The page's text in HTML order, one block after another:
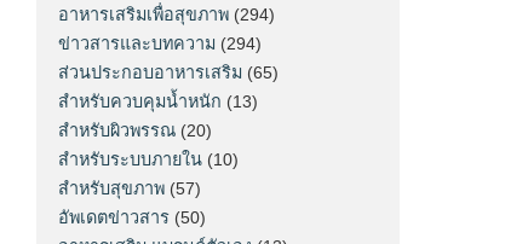
อาหารเสริมเพื่อสุขภาพ (294)
ข่าวสารและบทความ (294)
ส่วนประกอบอาหารเสริม (65)
สำหรับควบคุมน้ำหนัก (13)
สำหรับผิวพรรณ (20)
สำหรับระบบภายใน (10)
สำหรับสุขภาพ (57)
อัพเดตข่าวสาร (50)